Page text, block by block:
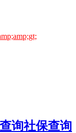
询社保查询